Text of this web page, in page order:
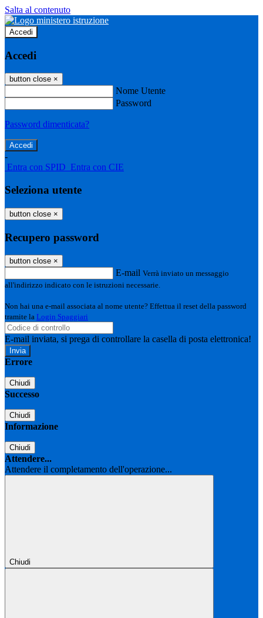
Salta al contenuto
Accedi
Accedi
button close ×
Nome Utente
Password
Password dimenticata?
-
Entra con SPID Entra con CIE
Seleziona utente
button close ×
Recupero password
button close ×
E-mail Verrà inviato un messaggio
all'indirizzo indicato con le istruzioni necessarie.
Non hai una e-mail associata al nome utente? Effettua il reset della password
tramite la Login Spaggiari
E-mail inviata, si prega di controllare la casella di posta elettronica!
Errore
Chiudi
Successo
Chiudi
Informazione
Chiudi
Attendere...
Attendere il completamento dell'operazione...
Chiudi